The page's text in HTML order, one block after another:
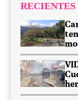
RECIENTES